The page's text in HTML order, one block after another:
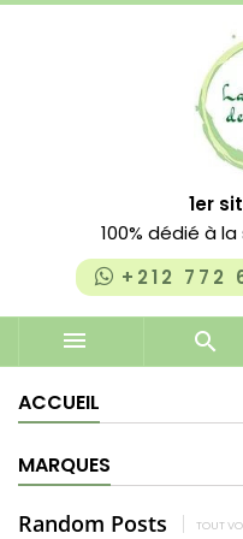
1er
100% dédié à
+212 772

ACCUEIL
MARQUES
Random Posts TOUT